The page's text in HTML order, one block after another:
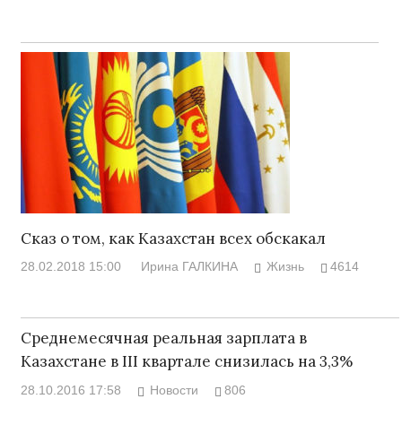
Сказ о том, как Казахстан всех обскакал
28.02.2018 15:00 Ирина ГАЛКИНА Жизнь 4614
Среднемесячная реальная зарплата в
Казахстане в III квартале снизилась на 3,3%
28.10.2016 17:58 Новости 806